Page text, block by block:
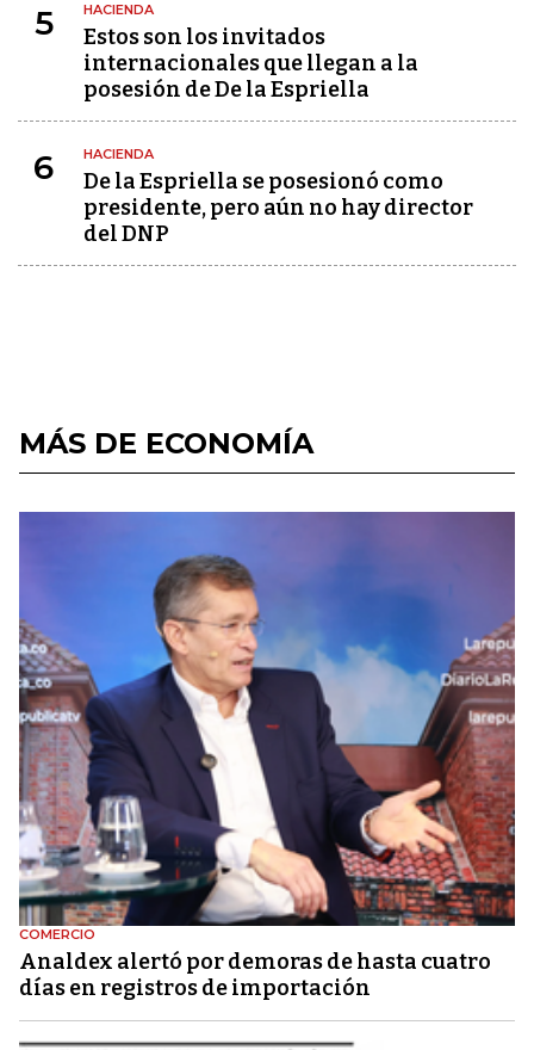
5 HACIENDA
Estos son los invitados
internacionales que llegan a la
posesión de De la Espriella
6 HACIENDA
De la Espriella se posesionó como
presidente, pero aún no hay director
del DNP
MÁS DE ECONOMÍA
COMERCIO
Analdex alertó por demoras de hasta cuatro
días en registros de importación